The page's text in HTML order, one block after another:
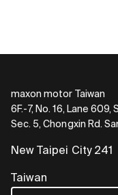
maxon motor Taiwan
6F.-7, No. 16, Lane 609,
Sec. 5, Chongxin Rd.
New Taipei City 241
Taiwan